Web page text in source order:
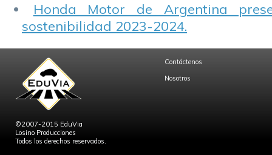
Honda Motor de Argentina
sostenibilidad 2023-2024.
©2007-2015 EduVia
Losino Producciones
Todos los derechos reservados.
Contáctenos
Nosotros